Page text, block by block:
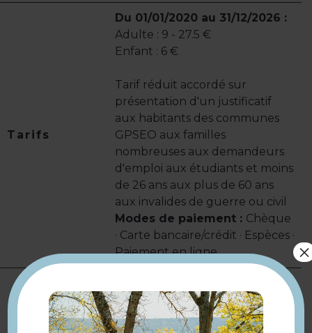
Tarifs
Du 01/01/2020 au 31/12/2026 :
Adulte : 9 - 27.5 €
Enfant : 6 €
Tarif réduit accordé sur
présentation d'un justificatif
aux habitants des communes
GPSEO aux familles
nombreuses aux demandeurs
d'emploi aux étudiants et moins
de 26 ans aux plus de 60 ans
aux invalides de guerre ou civil
Modes de paiement : Chèque
· Carte bancaire/crédit · Espèces ·
Paiement en ligne
Toute l'année le mardi,
mercredi, jeudi et vendredi de
14h à 18h.
×